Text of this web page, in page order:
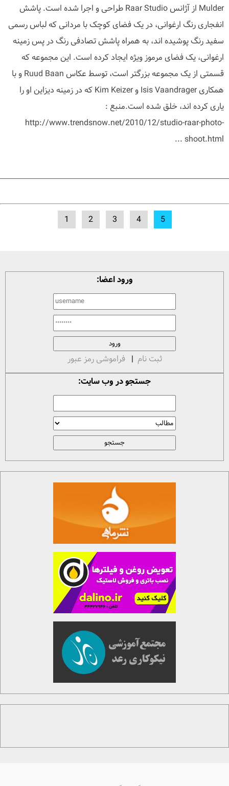
Mulder از آژانس Raar Studio طراحی و اجرا شده است. پاشش
انفجاری رنگ ارغوانی، در یک فضای کوچک با مردانی که لباس رسمی
سفید رنگ پوشیده اند، به همراه پاشش تصادفی رنگ در پس زمینه
ارغوانی، یک فضای مرموز ویژه ایجاد کرده است. این مجموعه که
قسمتی از یک مجموعه بزرگتر است، توسط عکاس Ruud Baan و با
همکاری Isis Vaandrager و Kim Keizer که در زمینه دیزاین او را
یاری کرده اند، خلق شده است.منبع :
http://www.trendsnow.net/2010/12/studio-raar-photo-
shoot.html ...
1 2 3 4 5
ورود اعضا:
ثبت نام | فراموشی رمز عبور
جستجو در وب سایت: